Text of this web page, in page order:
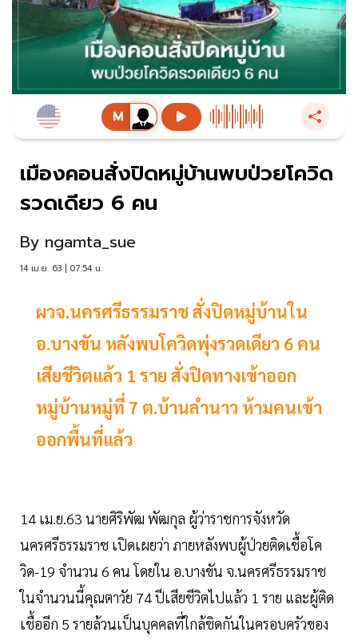
เมืองคอนสั่งปิดหมู่บ้านพบป่วยโควิด
รวดเดียว 6 คน
By ngamta_sue
14 เม.ย. 63 | 07:54 น.
ผวจ.นครศรีธรรมราช สั่งปิดหมู่บ้านใน
อ.บางขัน หลังพบโควิดพุ่งรวดเดียว 6 คน
เสียชีวิตแล้ว 1 ราย สั่งปิดทางเข้าออก
หมู่บ้านหมู่ที่ 7 ต.บ้านลำนาว ห้ามคนเข้า
ออกพื้นที่แล้ว
14 เม.ย.63 นายศิริพัฒ พัฒกุล ผู้ว่าราชการจังหวัด
นครศรีธรรมราช เปิดเผยว่า ภายหลังพบผู้ป่วยติดเชื้อโค
วิด-19 จำนวน 6 คน โดยใน อ.บางขัน จ.นครศรีธรรมราช
ในจำนวนนี้คุณตาวัย 74 ปีเสียชีวิตไปแล้ว 1 ราย และผู้ติด
เชื้ออีก 5 รายล้วนเป็นบุคคลที่ใกล้ชิดกันในครอบครัวของ